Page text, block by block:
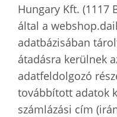
Hungary Kft. (1117
által a
adatbázisában
átadásra kerülnek
adatfeldolgozó
továbbított adatok
számlázási cím